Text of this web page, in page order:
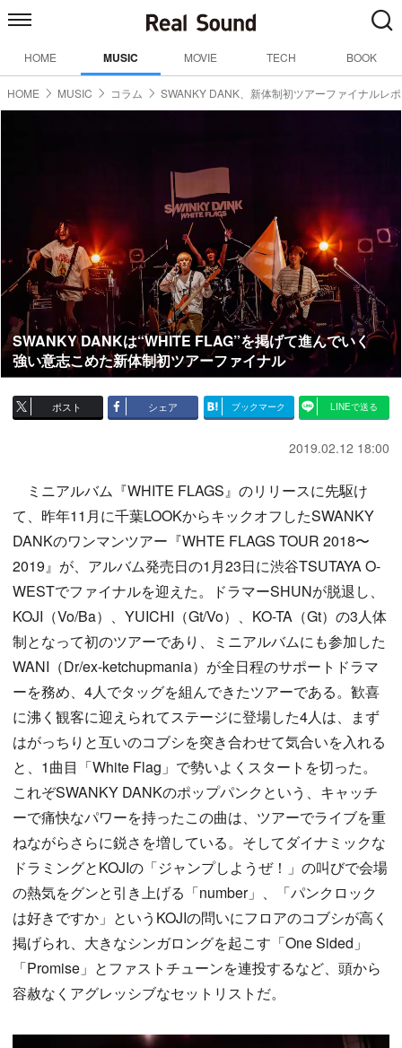
HOME MUSIC MOVIE TECH BOOK
HOME MUSIC コラム SWANKY DANK、新体制初ツアーファイナルレポ
SWANKY DANKは“WHITE FLAG”を掲げて進んでいく
強い意志こめた新体制初ツアーファイナル
ポスト シェア ブックマーク LINEで送る
2019.02.12 18:00
ミニアルバム『WHITE FLAGS』のリリースに先駆け
て、昨年11月に千葉LOOKからキックオフしたSWANKY
DANKのワンマンツアー『WHTE FLAGS TOUR 2018〜
2019』が、アルバム発売日の1月23日に渋谷TSUTAYA O-
WESTでファイナルを迎えた。ドラマーSHUNが脱退し、
KOJI（Vo/Ba）、YUICHI（Gt/Vo）、KO-TA（Gt）の3人体
制となって初のツアーであり、ミニアルバムにも参加した
WANI（Dr/ex-ketchupmania）が全日程のサポートドラマ
ーを務め、4人でタッグを組んできたツアーである。歓喜
に沸く観客に迎えられてステージに登場した4人は、まず
はがっちりと互いのコブシを突き合わせて気合いを入れる
と、1曲目「White Flag」で勢いよくスタートを切った。
これぞSWANKY DANKのポップパンクという、キャッチ
ーで痛快なパワーを持ったこの曲は、ツアーでライブを重
ねながらさらに鋭さを増している。そしてダイナミックな
ドラミングとKOJIの「ジャンプしようぜ！」の叫びで会場
の熱気をグンと引き上げる「number」、「パンクロック
は好きですか」というKOJIの問いにフロアのコブシが高く
掲げられ、大きなシンガロングを起こす「One Sided」
「Promise」とファストチューンを連投するなど、頭から
容赦なくアグレッシブなセットリストだ。